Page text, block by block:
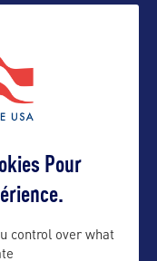
Pour
control over what